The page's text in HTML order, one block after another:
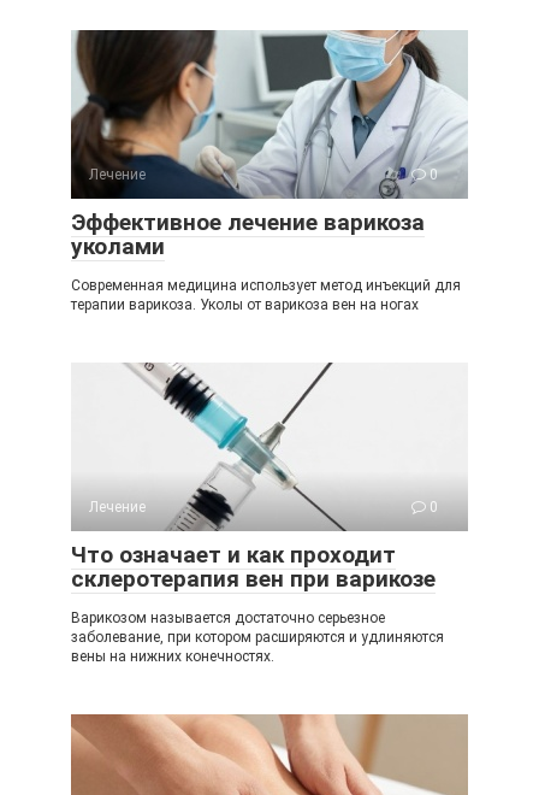
Лечение 0
Эффективное лечение варикоза
уколами
Современная медицина использует метод инъекций для
терапии варикоза. Уколы от варикоза вен на ногах
Лечение 0
Что означает и как проходит
склеротерапия вен при варикозе
Варикозом называется достаточно серьезное
заболевание, при котором расширяются и удлиняются
вены на нижних конечностях.